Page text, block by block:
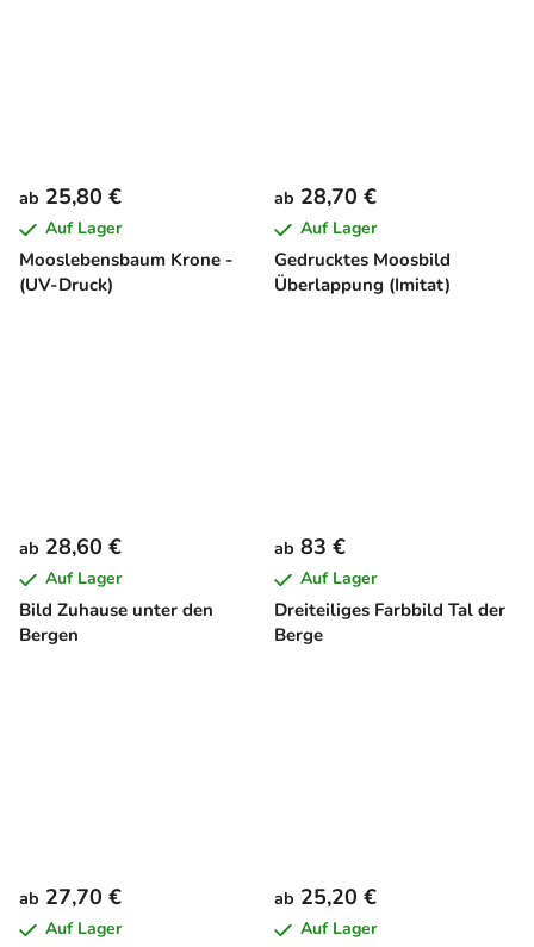
Mooslebensbaum Krone -
(UV-Druck)
ab 25,80 €
Auf Lager
Gedrucktes Moosbild
Überlappung (Imitat)
ab 28,70 €
Auf Lager
Bild Zuhause unter den
Bergen
ab 28,60 €
Auf Lager
Dreiteiliges Farbbild Tal der
Berge
ab 83 €
Auf Lager
ab 27,70 €
Auf Lager
ab 25,20 €
Auf Lager